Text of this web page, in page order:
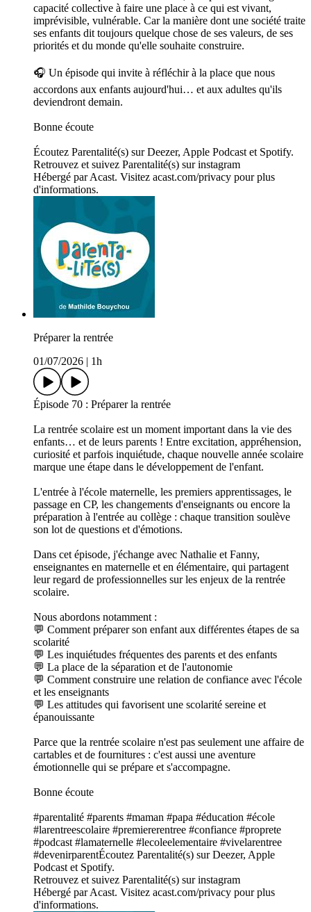
capacité collective à faire une place à ce qui est vivant,
imprévisible, vulnérable. Car la manière dont une société traite
ses enfants dit toujours quelque chose de ses valeurs, de ses
priorités et du monde qu'elle souhaite construire.
🎧 Un épisode qui invite à réfléchir à la place que nous
accordons aux enfants aujourd'hui… et aux adultes qu'ils
deviendront demain.
Bonne écoute
Écoutez Parentalité(s) sur Deezer, Apple Podcast et Spotify.
Retrouvez et suivez Parentalité(s) sur instagram
Hébergé par Acast. Visitez acast.com/privacy pour plus
d'informations.
Préparer la rentrée
01/07/2026
1h
Épisode 70 : Préparer la rentrée
La rentrée scolaire est un moment important dans la vie des
enfants… et de leurs parents ! Entre excitation, appréhension,
curiosité et parfois inquiétude, chaque nouvelle année scolaire
marque une étape dans le développement de l'enfant.
L'entrée à l'école maternelle, les premiers apprentissages, le
passage en CP, les changements d'enseignants ou encore la
préparation à l'entrée au collège : chaque transition soulève
son lot de questions et d'émotions.
Dans cet épisode, j'échange avec Nathalie et Fanny,
enseignantes en maternelle et en élémentaire, qui partagent
leur regard de professionnelles sur les enjeux de la rentrée
scolaire.
Nous abordons notamment :
💬 Comment préparer son enfant aux différentes étapes de sa
scolarité
💬 Les inquiétudes fréquentes des parents et des enfants
💬 La place de la séparation et de l'autonomie
💬 Comment construire une relation de confiance avec l'école
et les enseignants
💬 Les attitudes qui favorisent une scolarité sereine et
épanouissante
Parce que la rentrée scolaire n'est pas seulement une affaire de
cartables et de fournitures : c'est aussi une aventure
émotionnelle qui se prépare et s'accompagne.
Bonne écoute
#parentalité #parents #maman #papa #éducation #école
#larentreescolaire #premiererentree #confiance #proprete
#podcast #lamaternelle #lecoleelementaire #vivelarentree
#devenirparentÉcoutez Parentalité(s) sur Deezer, Apple
Podcast et Spotify.
Retrouvez et suivez Parentalité(s) sur instagram
Hébergé par Acast. Visitez acast.com/privacy pour plus
d'informations.